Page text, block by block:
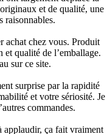
et de qualité, une
raisonnables.
achat chez vous. Produit
qualité de l’emballage.
sur ce site.
surprise par la rapidité
et votre sériosité. Je
commandes.
applaudir, ça fait vraiment